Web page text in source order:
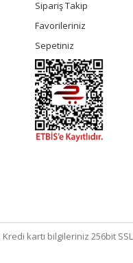
Sipariş Takip
Favorileriniz
Sepetiniz
Kredi kartı bilgileriniz 256bit